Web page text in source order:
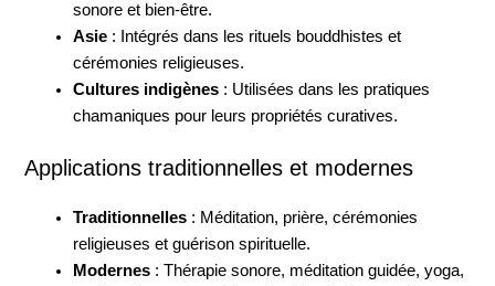
sonore et bien-être.
Asie : Intégrés dans les rituels bouddhistes et
cérémonies religieuses.
Cultures indigènes : Utilisées dans les pratiques
chamaniques pour leurs propriétés curatives.
Applications traditionnelles et modernes
Traditionnelles : Méditation, prière, cérémonies
religieuses et guérison spirituelle.
Modernes : Thérapie sonore, méditation guidée, yoga,